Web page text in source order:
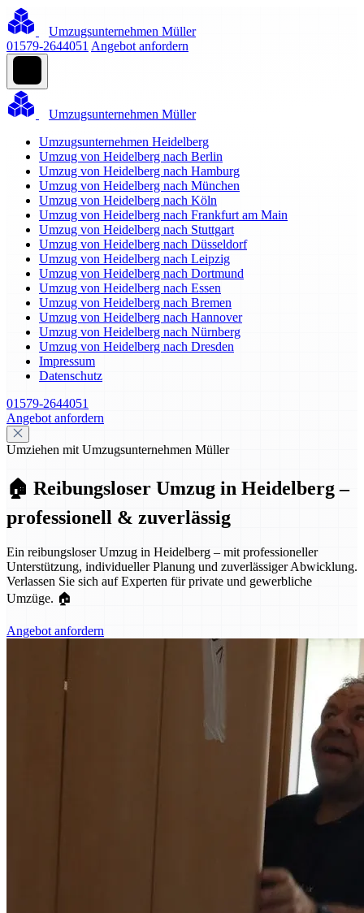
Umzugsunternehmen Müller
01579-2644051 Angebot anfordern
Umzugsunternehmen Müller
Umzugsunternehmen Heidelberg
Umzug von Heidelberg nach Berlin
Umzug von Heidelberg nach Hamburg
Umzug von Heidelberg nach München
Umzug von Heidelberg nach Köln
Umzug von Heidelberg nach Frankfurt am Main
Umzug von Heidelberg nach Stuttgart
Umzug von Heidelberg nach Düsseldorf
Umzug von Heidelberg nach Leipzig
Umzug von Heidelberg nach Dortmund
Umzug von Heidelberg nach Essen
Umzug von Heidelberg nach Bremen
Umzug von Heidelberg nach Hannover
Umzug von Heidelberg nach Nürnberg
Umzug von Heidelberg nach Dresden
Impressum
Datenschutz
01579-2644051
Angebot anfordern
Umziehen mit Umzugsunternehmen Müller
🏠 Reibungsloser Umzug in Heidelberg –
professionell & zuverlässig
Ein reibungsloser Umzug in Heidelberg – mit professioneller
Unterstützung, individueller Planung und zuverlässiger Abwicklung.
Verlassen Sie sich auf Experten für private und gewerbliche
Umzüge. 🏠
Angebot anfordern